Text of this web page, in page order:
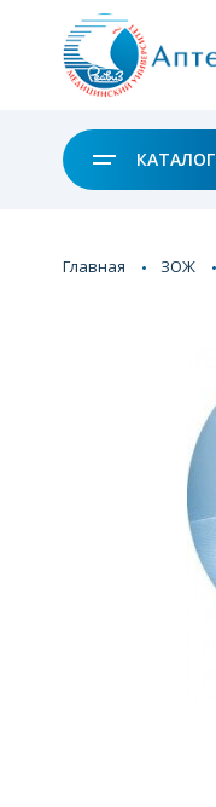
КАТАЛОГ
Главная ЗОЖ